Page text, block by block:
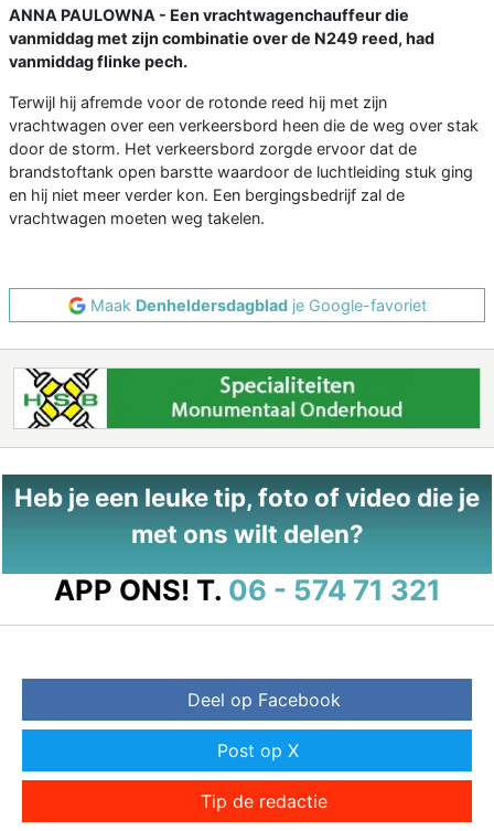
ANNA PAULOWNA - Een vrachtwagenchauffeur die
vanmiddag met zijn combinatie over de N249 reed, had
vanmiddag flinke pech.
Terwijl hij afremde voor de rotonde reed hij met zijn
vrachtwagen over een verkeersbord heen die de weg over stak
door de storm. Het verkeersbord zorgde ervoor dat de
brandstoftank open barstte waardoor de luchtleiding stuk ging
en hij niet meer verder kon. Een bergingsbedrijf zal de
vrachtwagen moeten weg takelen.
Maak Denheldersdagbladje Google-favoriet
Heb je een leuke tip, foto of video die je
met ons wilt delen?
APP ONS! T. 06 - 574 71 321
Deel op Facebook
Post op X
Tip de redactie